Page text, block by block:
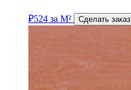
₽524 за М² Сделать заказ